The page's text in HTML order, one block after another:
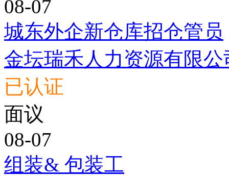
08-07
城东外企新仓库招仓管员
金坛瑞禾人力资源有限公
已认证
面议
08-07
组装& 包装工